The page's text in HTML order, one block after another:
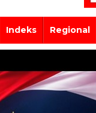
Indeks Regional